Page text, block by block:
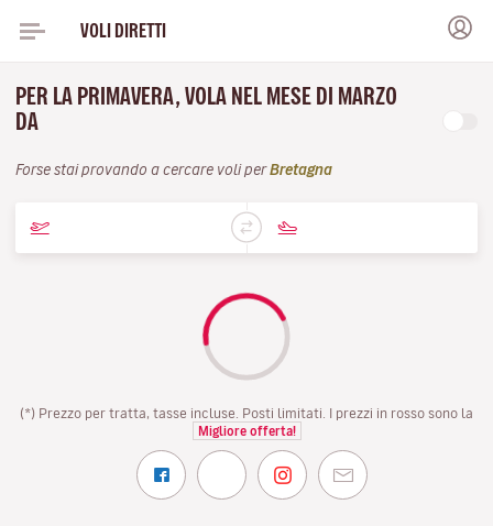
VOLI DIRETTI
PER LA PRIMAVERA, VOLA NEL MESE DI MARZO
DA
Forse stai provando a cercare voli perBretagna
(*) Prezzo per tratta, tasse incluse. Posti limitati. I prezzi in rosso sono la
Migliore offerta!